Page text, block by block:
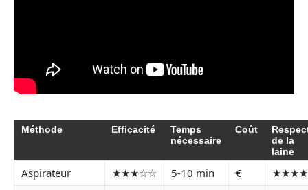
Méthode Efficacité
Temps
nécessaire
Coût
de la
laine
Aspirateur ★★★☆☆ 5-10 min €